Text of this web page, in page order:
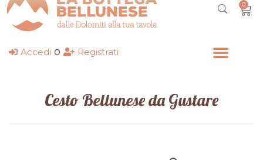
0
Accedi o Registrati
Cesto Bellunese da Gustare